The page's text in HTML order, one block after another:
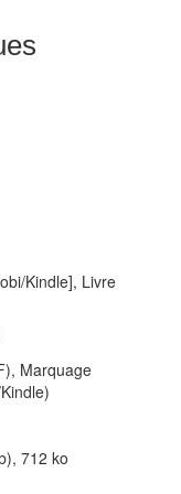
Kindle], Livre
Marquage
712 ko